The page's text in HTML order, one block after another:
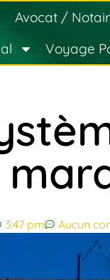
Avocat /
Voyage
3:47 pm Aucun